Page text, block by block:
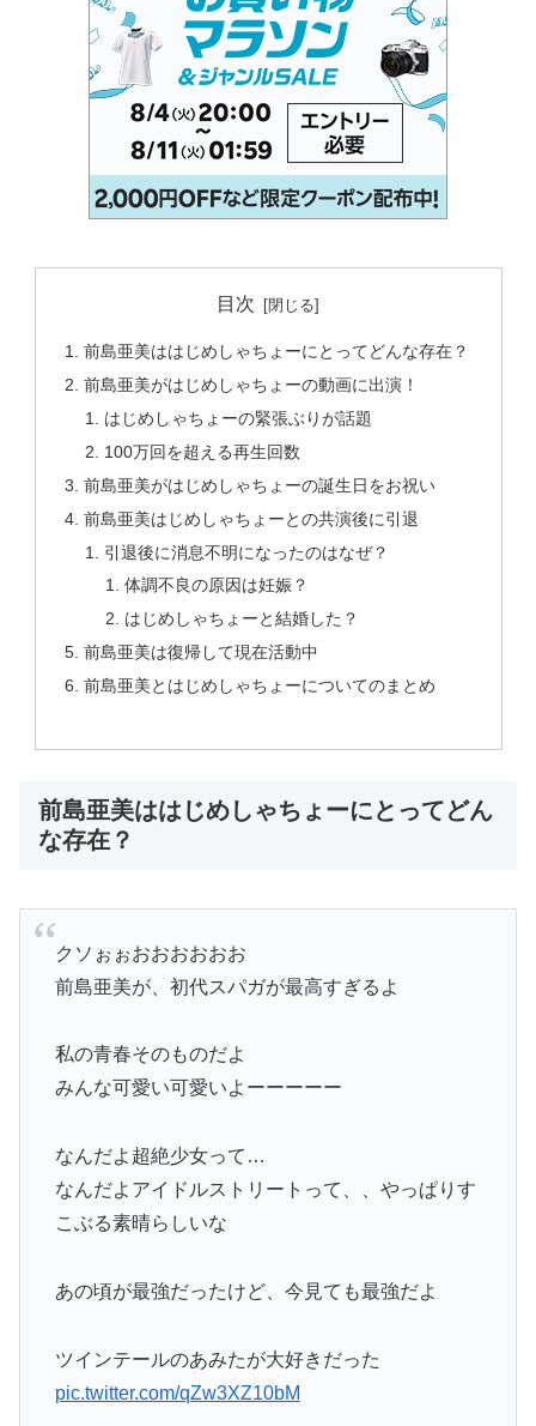
目次
前島亜美ははじめしゃちょーにとってどんな存在？
前島亜美がはじめしゃちょーの動画に出演！
はじめしゃちょーの緊張ぶりが話題
100万回を超える再生回数
前島亜美がはじめしゃちょーの誕生日をお祝い
前島亜美はじめしゃちょーとの共演後に引退
引退後に消息不明になったのはなぜ？
体調不良の原因は妊娠？
はじめしゃちょーと結婚した？
前島亜美は復帰して現在活動中
前島亜美とはじめしゃちょーについてのまとめ
前島亜美ははじめしゃちょーにとってどん
な存在？
クソぉぉおおおおおお
前島亜美が、初代スパガが最高すぎるよ
私の青春そのものだよ
みんな可愛い可愛いよーーーーー
なんだよ超絶少女って…
なんだよアイドルストリートって、、やっぱりす
こぶる素晴らしいな
あの頃が最強だったけど、今見ても最強だよ
ツインテールのあみたが大好きだった
pic.twitter.com/qZw3XZ10bM